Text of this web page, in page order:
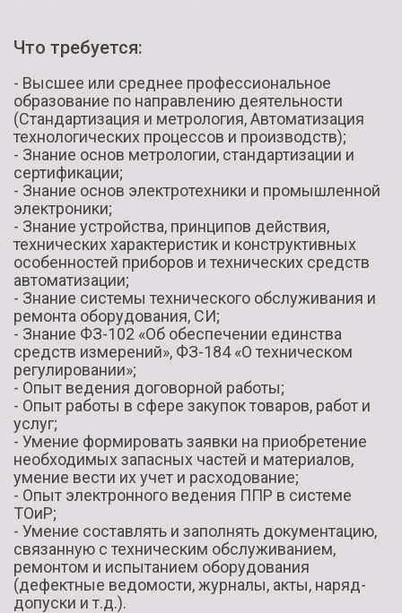
Что требуется:
- Высшее или среднее профессиональное
образование по направлению деятельности
(Стандартизация и метрология, Автоматизация
технологических процессов и производств);
- Знание основ метрологии, стандартизации и
сертификации;
- Знание основ электротехники и промышленной
электроники;
- Знание устройства, принципов действия,
технических характеристик и конструктивных
особенностей приборов и технических средств
автоматизации;
- Знание системы технического обслуживания и
ремонта оборудования, СИ;
- Знание ФЗ-102 «Об обеспечении единства
средств измерений», ФЗ-184 «О техническом
регулировании»;
- Опыт ведения договорной работы;
- Опыт работы в сфере закупок товаров, работ и
услуг;
- Умение формировать заявки на приобретение
необходимых запасных частей и материалов,
умение вести их учет и расходование;
- Опыт электронного ведения ППР в системе
ТОиР;
- Умение составлять и заполнять документацию,
связанную с техническим обслуживанием,
ремонтом и испытанием оборудования
(дефектные ведомости, журналы, акты, наряд-
допуски и т.д.).